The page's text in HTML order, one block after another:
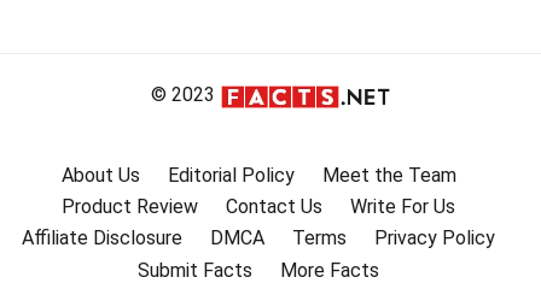
© 2023
About Us Editorial Policy
Meet the Team
Product Review
Contact Us
Write For Us
Affiliate Disclosure
DMCA Terms
Privacy Policy
Submit Facts
More Facts